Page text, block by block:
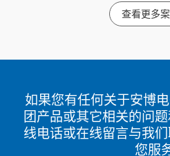
查看更多
如果您有任何关于安博
团产品或其它相关的问
线电话或在线留言与我
您服